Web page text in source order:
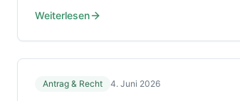
Weiterlesen
Antrag & Recht 4. Juni 2026